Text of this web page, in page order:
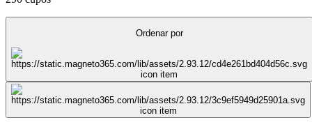
Ordenar por